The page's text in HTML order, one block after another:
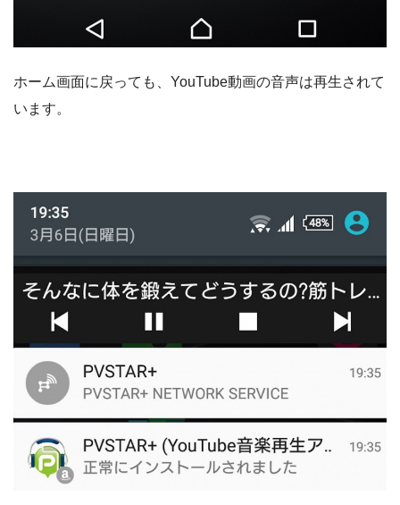
ホーム画面に戻っても、YouTube動画の音声は再生されて
います。